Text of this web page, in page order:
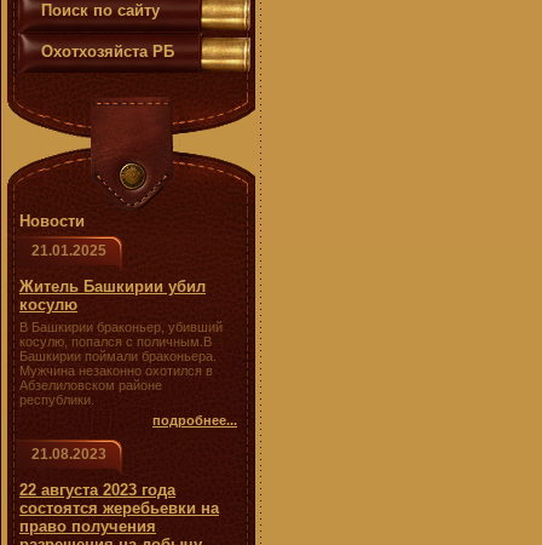
Поиск по сайту
Охотхозяйста РБ
Новости
21.01.2025
Житель Башкирии убил
косулю
В Башкирии браконьер, убивший
косулю, попался с поличным.В
Башкирии поймали браконьера.
Мужчина незаконно охотился в
Абзелиловском районе
республики.
подробнее...
21.08.2023
22 августа 2023 года
состоятся жеребьевки на
право получения